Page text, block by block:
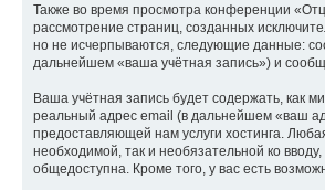
Также во время просмотра конференции
рассмотрение страниц, созданных
но не исчерпываются, следующие данные:
дальнейшем «ваша учётная запись») и
Ваша учётная запись будет содержать, как
реальный адрес email (в дальнейшем «ваш
предоставляющей нам услуги хостинга.
необходимой, так и необязательной ко
общедоступна. Кроме того, у вас есть